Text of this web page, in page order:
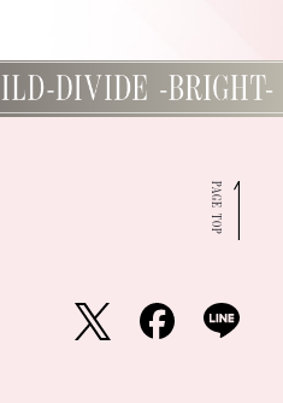
PAGE TOP